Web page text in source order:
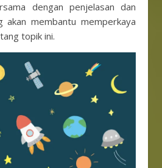
dengan penjelasan dan
akan membantu memperkaya
topik ini.